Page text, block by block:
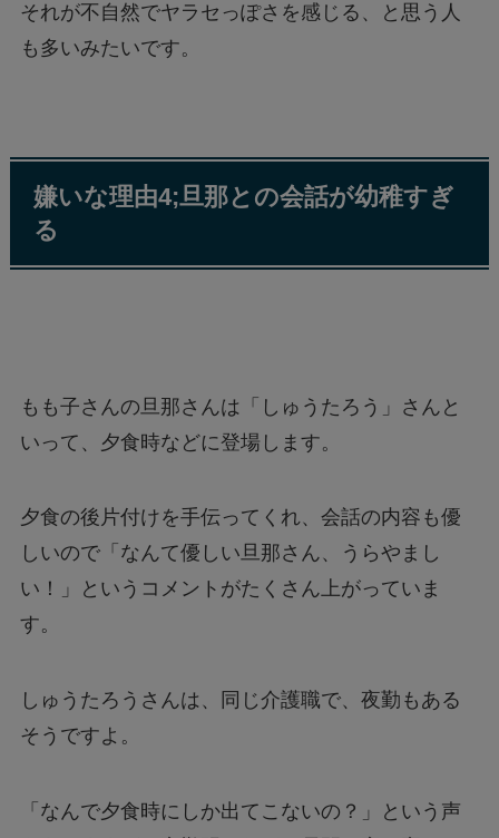
それが不自然でヤラセっぽさを感じる、と思う人
も多いみたいです。
嫌いな理由4;旦那との会話が幼稚すぎ
る
もも子さんの旦那さんは「しゅうたろう」さんと
いって、夕食時などに登場します。
夕食の後片付けを手伝ってくれ、会話の内容も優
しいので「なんて優しい旦那さん、うらやまし
い！」というコメントがたくさん上がっていま
す。
しゅうたろうさんは、同じ介護職で、夜勤もある
そうですよ。
「なんで夕食時にしか出てこないの？」という声